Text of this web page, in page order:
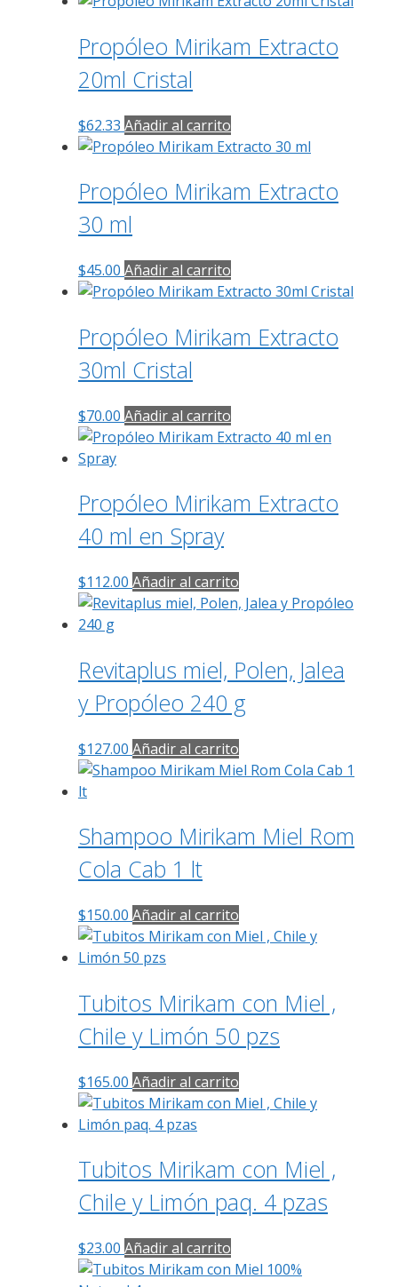
Propóleo Mirikam Extracto
20ml Cristal
$62.33 Añadir al carrito
Propóleo Mirikam Extracto
30 ml
$45.00 Añadir al carrito
Propóleo Mirikam Extracto
30ml Cristal
$70.00 Añadir al carrito
Propóleo Mirikam Extracto
40 ml en Spray
$112.00 Añadir al carrito
Revitaplus miel, Polen, Jalea
y Propóleo 240 g
$127.00 Añadir al carrito
Shampoo Mirikam Miel Rom
Cola Cab 1 lt
$150.00 Añadir al carrito
Tubitos Mirikam con Miel ,
Chile y Limón 50 pzs
$165.00 Añadir al carrito
Tubitos Mirikam con Miel ,
Chile y Limón paq. 4 pzas
$23.00 Añadir al carrito